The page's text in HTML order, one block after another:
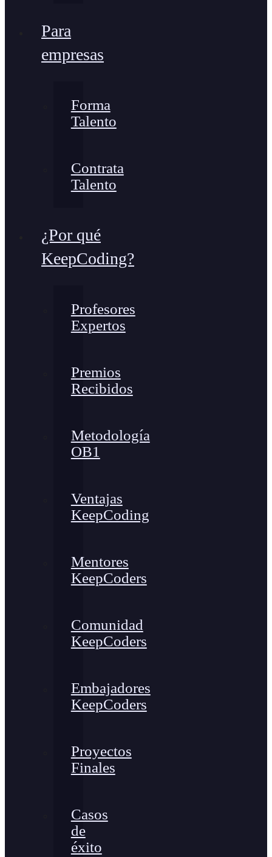
Para
empresas
Forma
Talento
Contrata
Talento
¿Por qué
KeepCoding?
Profesores
Expertos
Premios
Recibidos
Metodología
OB1
Ventajas
KeepCoding
Mentores
KeepCoders
Comunidad
KeepCoders
Embajadores
KeepCoders
Proyectos
Finales
Casos
de
éxito